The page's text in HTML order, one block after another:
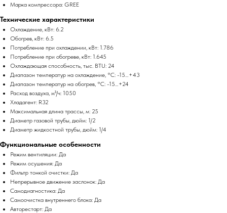
Марка компрессора: GREE
Технические характеристики
Охлаждение, кВт: 6.2
Обогрев, кВт: 6.5
Потребление при охлаждении, кВт: 1.786
Потребление при обогреве, кВт: 1.645
Охлаждающая способность, тыс. BTU: 24
Диапазон температур на охлаждение, °C: -15…+43
Диапазон температур на обогрев, °C: -15…+24
Расход воздуха, м³/ч: 1050
Хладагент: R32
Максимальная длина трассы, м: 25
Диаметр газовой трубы, дюйм: 1/2
Диаметр жидкостной трубы, дюйм: 1/4
Функциональные особенности
Режим вентиляции: Да
Режим осушения: Да
Фильтр тонкой очистки: Да
Непрерывное движение заслонок: Да
Самодиагностика: Да
Самоочистка внутреннего блока: Да
Авторестарт: Да